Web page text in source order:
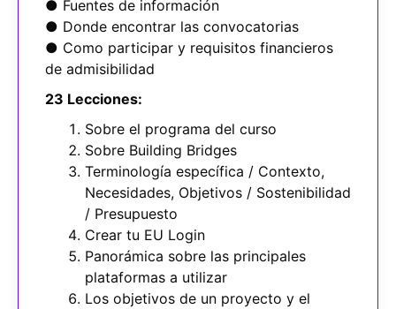
● Fuentes de información
● Donde encontrar las convocatorias
● Como participar y requisitos financieros
de admisibilidad
23 Lecciones:
Sobre el programa del curso
Sobre Building Bridges
Terminología específica / Contexto,
Necesidades, Objetivos / Sostenibilidad
/ Presupuesto
Crear tu EU Login
Panorámica sobre las principales
plataformas a utilizar
Los objetivos de un proyecto y el